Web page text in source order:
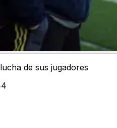
de sus jugadores